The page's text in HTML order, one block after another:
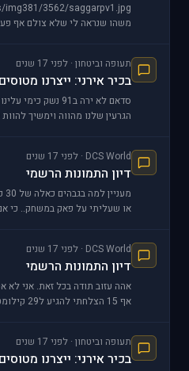
3562/saggarpv1.jpg
משהו שנראה לי שלא צולם אף
תעופה וביטחון · לפני 17 שנים
בכיר אירני: ייצרנו
סדאם לא ירה ב91
הגרעין שלנו מהווה וימשיך
DCS World · לפני 17 שנים
דיון התמונות הרשמי
או שעליתי על פאק במשחק.. כי אם
DCS World · לפני 17 שנים
דיון התמונות הרשמי
אהה עזוב תודה בכל זאת. אני לא
אף 15
תעופה וביטחון · לפני 17 שנים
בכיר אירני: ייצרנו